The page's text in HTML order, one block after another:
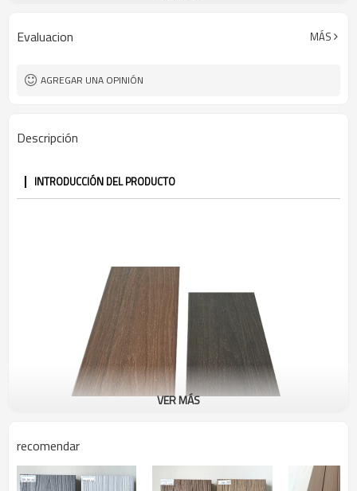
Tacto de madera y sensación
natural.
Uso
Instalación
Evaluacion MÁS
AGREGAR UNA OPINIÓN
Descripción
INTRODUCCIÓN DEL PRODUCTO
VER MÁS
recomendar